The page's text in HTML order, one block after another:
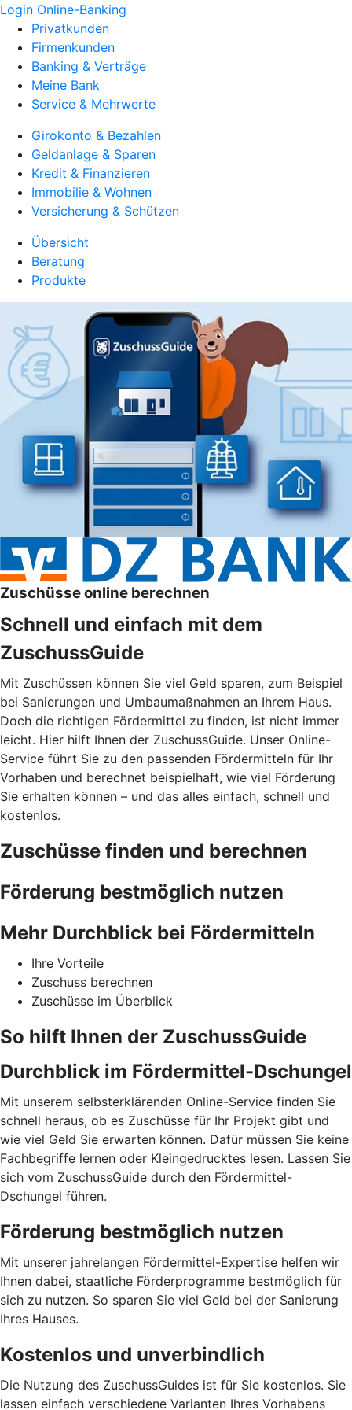
Login Online-Banking
Privatkunden
Firmenkunden
Banking & Verträge
Meine Bank
Service & Mehrwerte
Girokonto & Bezahlen
Geldanlage & Sparen
Kredit & Finanzieren
Immobilie & Wohnen
Versicherung & Schützen
Übersicht
Beratung
Produkte
Zuschüsse online berechnen
Schnell und einfach mit dem
ZuschussGuide
Mit Zuschüssen können Sie viel Geld sparen, zum Beispiel
bei Sanierungen und Umbaumaßnahmen an Ihrem Haus.
Doch die richtigen Fördermittel zu finden, ist nicht immer
leicht. Hier hilft Ihnen der ZuschussGuide. Unser Online-
Service führt Sie zu den passenden Fördermitteln für Ihr
Vorhaben und berechnet beispielhaft, wie viel Förderung
Sie erhalten können – und das alles einfach, schnell und
kostenlos.
Zuschüsse finden und berechnen
Förderung bestmöglich nutzen
Mehr Durchblick bei Fördermitteln
Ihre Vorteile
Zuschuss berechnen
Zuschüsse im Überblick
So hilft Ihnen der ZuschussGuide
Durchblick im Fördermittel-Dschungel
Mit unserem selbsterklärenden Online-Service finden Sie
schnell heraus, ob es Zuschüsse für Ihr Projekt gibt und
wie viel Geld Sie erwarten können. Dafür müssen Sie keine
Fachbegriffe lernen oder Kleingedrucktes lesen. Lassen Sie
sich vom ZuschussGuide durch den Fördermittel-
Dschungel führen.
Förderung bestmöglich nutzen
Mit unserer jahrelangen Fördermittel-Expertise helfen wir
Ihnen dabei, staatliche Förderprogramme bestmöglich für
sich zu nutzen. So sparen Sie viel Geld bei der Sanierung
Ihres Hauses.
Kostenlos und unverbindlich
Die Nutzung des ZuschussGuides ist für Sie kostenlos. Sie
lassen einfach verschiedene Varianten Ihres Vorhabens